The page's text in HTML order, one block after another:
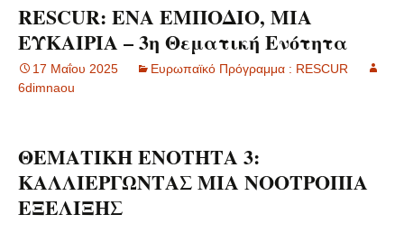
RESCUR: ΕΝΑ ΕΜΠΟΔΙΟ, ΜΙΑ
ΕΥΚΑΙΡΙΑ – 3η Θεματική Ενότητα
17 Μαΐου 2025
Ευρωπαϊκό Πρόγραμμα : RESCUR
6dimnaou
ΘΕΜΑΤΙΚΗ ΕΝΟΤΗΤΑ 3:
ΚΑΛΛΙΕΡΓΩΝΤΑΣ ΜΙΑ ΝΟΟΤΡΟΠΙΑ
ΕΞΕΛΙΞΗΣ